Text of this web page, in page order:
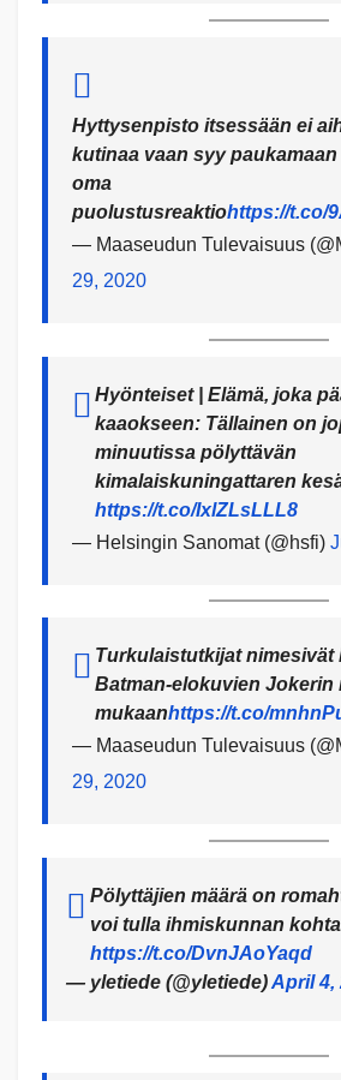
Hyttysenpisto itsessään ei
kutinaa vaan syy
oma
puolustusreaktiohttps://t.co/
— Maaseudun Tulevaisuus
29, 2020
Hyönteiset | Elämä, joka
kaaokseen: Tällainen on
minuutissa pölyttävän
kimalaiskuningattaren
https://t.co/IxlZLsLLL8
— Helsingin Sanomat (@hsfi)
Turkulaistutkijat nimesivät
Batman-elokuvien Jokerin
mukaanhttps://t.co/
— Maaseudun Tulevaisuus
29, 2020
Pölyttäjien määrä on
voi tulla ihmiskunnan
https://t.co/DvnJAoYaqd
— yletiede (@yletiede)April 4,